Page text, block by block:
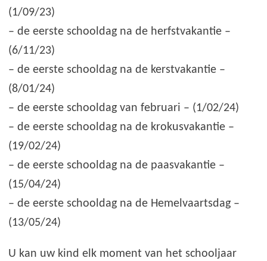
(1/09/23)
– de eerste schooldag na de herfstvakantie –
(6/11/23)
– de eerste schooldag na de kerstvakantie –
(8/01/24)
– de eerste schooldag van februari – (1/02/24)
– de eerste schooldag na de krokusvakantie –
(19/02/24)
– de eerste schooldag na de paasvakantie –
(15/04/24)
– de eerste schooldag na de Hemelvaartsdag –
(13/05/24)
U kan uw kind elk moment van het schooljaar